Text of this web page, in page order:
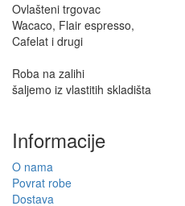
Ovlašteni trgovac
Wacaco, Flair espresso,
Cafelat i drugi
Roba na zalihi
šaljemo iz vlastitih skladišta
Informacije
O nama
Povrat robe
Dostava